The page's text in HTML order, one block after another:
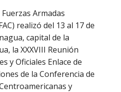
Armadas
realizó del 13 al 17 de
capital de la
la XXXVIII Reunión
y Oficiales Enlace de
de la Conferencia de
y